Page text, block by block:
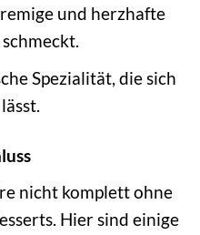
und herzhafte
Spezialität, die sich
nicht komplett ohne
Hier sind einige